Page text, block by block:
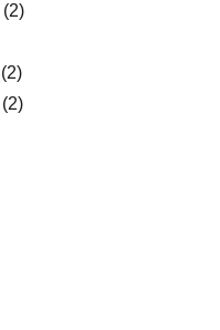
(2)
(2)
(2)